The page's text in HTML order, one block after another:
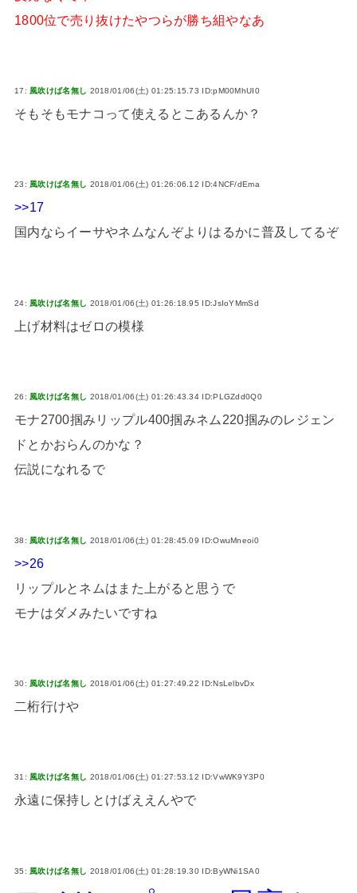
1800位で売り抜けたやつらが勝ち組やなあ
17: 風吹けば名無し 2018/01/06(土) 01:25:15.73 ID:pM00MhUI0
そもそもモナコって使えるとこあるんか？
23:風吹けば名無し 2018/01/06(土) 01:26:06.12 ID:4NCF/dEma
>>17
国内ならイーサやネムなんぞよりはるかに普及してるぞ
24: 風吹けば名無し 2018/01/06(土) 01:26:18.95 ID:JsIoYMmSd
上げ材料はゼロの模様
26:風吹けば名無し 2018/01/06(土) 01:26:43.34 ID:PLGZdd0Q0
モナ2700掴みリップル400掴みネム220掴みのレジェン
ドとかおらんのかな？
伝説になれるで
38: 風吹けば名無し 2018/01/06(土) 01:28:45.09 ID:OwuMneoi0
>>26
リップルとネムはまた上がると思うで
モナはダメみたいですね
30: 風吹けば名無し 2018/01/06(土) 01:27:49.22 ID:NsLelbvDx
二桁行けや
31:風吹けば名無し 2018/01/06(土) 01:27:53.12 ID:VwWK9Y3P0
永遠に保持しとけばええんやで
35: 風吹けば名無し 2018/01/06(土) 01:28:19.30 ID:ByWNi1SA0